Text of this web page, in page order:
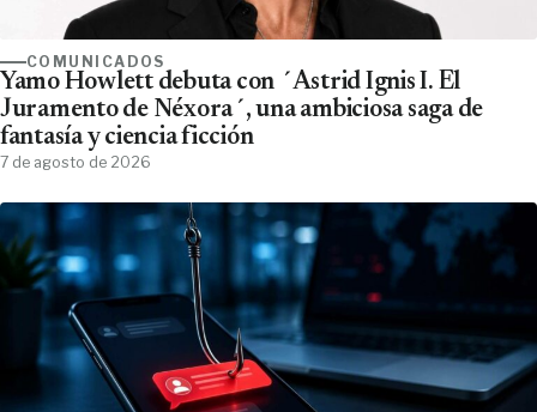
COMUNICADOS
Yamo Howlett debuta con ´Astrid Ignis I. El
Juramento de Néxora´, una ambiciosa saga de
fantasía y ciencia ficción
7 de agosto de 2026